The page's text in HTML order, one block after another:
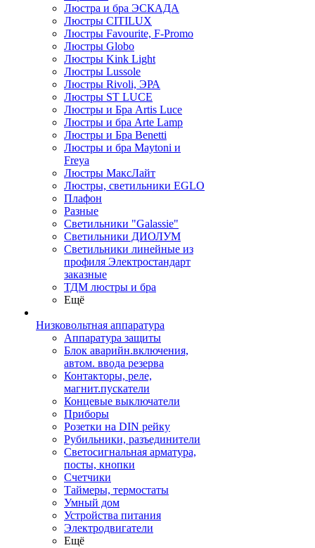
Люстра и бра ЭСКАДА
Люстры CITILUX
Люстры Favourite, F-Promo
Люстры Globo
Люстры Kink Light
Люстры Lussole
Люстры Rivoli, ЭРА
Люстры ST LUCE
Люстры и Бра Artis Luce
Люстры и бра Arte Lamp
Люстры и Бра Benetti
Люстры и бра Maytoni и
Freya
Люстры МаксЛайт
Люстры, светильники EGLO
Плафон
Разные
Светильники "Galassie"
Светильники ДИОЛУМ
Светильники линейные из
профиля Электростандарт
заказные
ТДМ люстры и бра
Ещё
Низковольтная аппаратура
Аппаратура защиты
Блок аварийн.включения,
автом. ввода резерва
Контакторы, реле,
магнит.пускатели
Концевые выключатели
Приборы
Розетки на DIN рейку
Рубильники, разъединители
Светосигнальная арматура,
посты, кнопки
Счетчики
Таймеры, термостаты
Умный дом
Устройства питания
Электродвигатели
Ещё